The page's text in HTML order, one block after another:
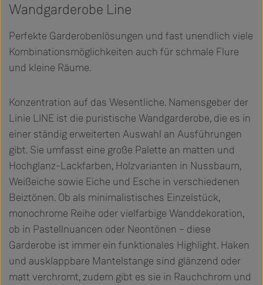
Wandgarderobe Line
Perfekte Garderobenlösungen und fast unendlich viele
Kombinationsmöglichkeiten auch für schmale Flure
und kleine Räume.
Konzentration auf das Wesentliche. Namensgeber der
Linie LINE ist die puristische Wandgarderobe, die es in
einer ständig erweiterten Auswahl an Ausführungen
gibt. Sie umfasst eine große Palette an matten und
Hochglanz-Lackfarben, Holzvarianten in Nussbaum,
Weißeiche sowie Eiche und Esche in verschiedenen
Beiztönen. Ob als minimalistisches Einzelstück,
monochrome Reihe oder vielfarbige Wanddekoration,
ob in Pastellnuancen oder Neontönen – diese
Garderobe ist immer ein funktionales Highlight. Haken
und ausklappbare Mantelstange sind glänzend oder
matt verchromt, zudem gibt es sie in Rauchchrom und